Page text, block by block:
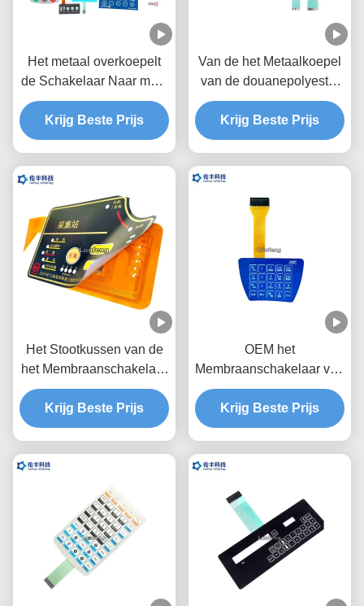
Het metaal overkoepelt
de Schakelaar Naar maat
gemaakte Steen van het
Membraantoetsenbord/Gl
anzende Knopen
Krijg Beste Prijs
Van de het Metaalkoepel
van de douanepolyester
het Membraanschakelaar,
de Koepelschakelaar van
het Twee Staarten
Krijg Beste Prijs
Het Stootkussen van de
het Membraanschakelaar
van de polyesterdouane
voor het Ontdekken van
Instrument
Krijg Beste Prijs
OEM het
Membraanschakelaar van
de Metaalkoepel, 1.0mm
de Koepel Tastbare
Schakelaar van het
Krijg Beste Prijs